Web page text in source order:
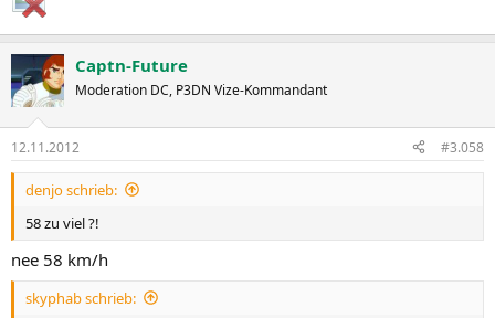
Captn-Future
Moderation DC, P3DN Vize-Kommandant
12.11.2012 #3.058
denjo schrieb:
58 zu viel ?!
nee 58 km/h
skyphab schrieb: